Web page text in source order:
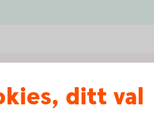
om ärendena i denditt val